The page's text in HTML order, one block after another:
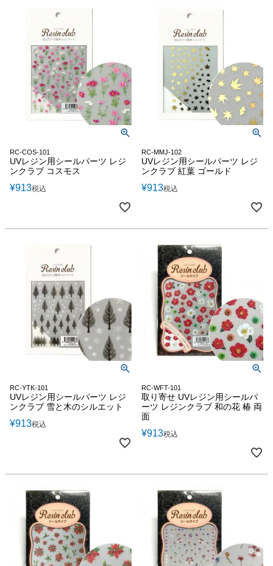
RC-COS-101
UVレジン用シールパーツ レジ
ンクラブ コスモス
¥913税込
RC-MMJ-102
UVレジン用シールパーツ レジ
ンクラブ 紅葉 ゴールド
¥913税込
RC-YTK-101
UVレジン用シールパーツ レジ
ンクラブ 雪と木のシルエット
¥913税込
RC-WFT-101
取り寄せ UVレジン用シールパ
ーツ レジンクラブ 和の花 椿 両
面
¥913税込